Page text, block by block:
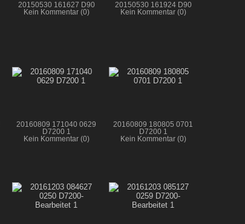
20150530 161627 D90
Kein Kommentar (0)
20150530 161924 D90
Kein Kommentar (0)
20160809 171040 0629
D7200 1
Kein Kommentar (0)
20160809 180805 0701
D7200 1
Kein Kommentar (0)